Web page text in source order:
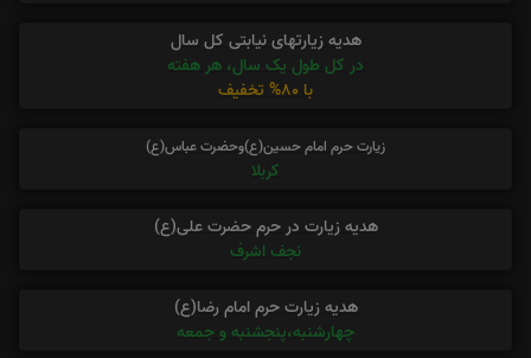
هدیه زیارتهای نیابتی کل سال
در کل طول یک سال، هر هفته
با 80% تخفیف
زیارت حرم امام حسین(ع)وحضرت عباس(ع)
کربلا
هدیه زیارت در حرم حضرت علی(ع)
نجف اشرف
هدیه زیارت حرم امام رضا(ع)
چهارشنبه،پنجشنبه و جمعه